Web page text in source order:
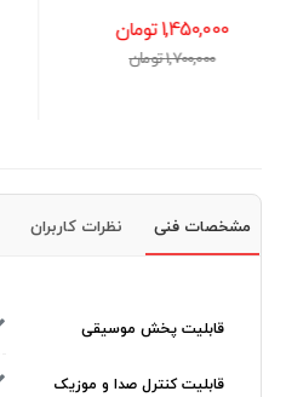
6,000,000 تومان
6,200,000 تومان
مشخصات فنی نظرات کاربران
قابلیت پخش موسیقی
قابلیت کنترل صدا و موزیک